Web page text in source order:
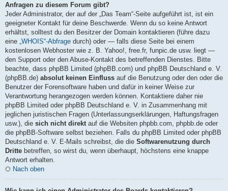
Anfragen zu diesem Forum gibt?
Jeder Administrator, der auf der „Das Team“-Seite aufgeführt ist, ist ein
geeigneter Kontakt für deine Beschwerde. Wenn du so keine Antwort
erhältst, solltest du den Besitzer der Domain kontaktieren (führe dazu
eine „WHOIS“-Abfrage durch) oder — falls diese Seite bei einem
kostenlosen Webhoster wie z. B. Yahoo!, free.fr, funpic.de usw. liegt —
den Support oder den Abuse-Kontakt des betreffenden Dienstes. Bitte
beachte, dass phpBB Limited (phpBB.com) und phpBB Deutschland e. V.
(phpBB.de) absolut keinen Einfluss auf die Benutzung oder den oder die
Benutzer der Forensoftware haben und dafür in keiner Weise zur
Verantwortung herangezogen werden können. Kontaktiere daher nie
phpBB Limited oder phpBB Deutschland e. V. in Zusammenhang mit
jeglichen juristischen Fragen (Unterlassungserklärungen, Haftungsfragen
usw.), die sich nicht direkt auf die Websiten phpbb.com, phpbb.de oder
die phpBB-Software selbst beziehen. Falls du phpBB Limited oder phpBB
Deutschland e. V. E-Mails schreibst, die die Softwarenutzung durch
Dritte betreffen, so wirst du, wenn überhaupt, höchstens eine knappe
Antwort erhalten.
Nach oben